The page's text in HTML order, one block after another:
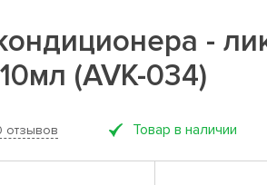
-
(AVK-034)
отзывов Товар в наличии